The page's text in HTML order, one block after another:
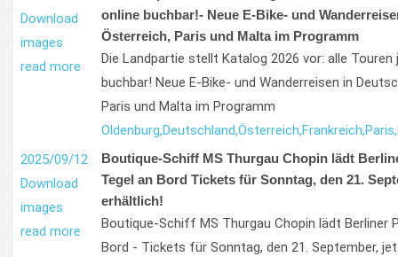
Download
images
read more
online buchbar!- Neue E-Bike- und
Österreich, Paris und Malta im Programm
Die Landpartie stellt Katalog 2026 vor: alle
buchbar! Neue E-Bike- und Wanderreisen in
Paris und Malta im Programm
Oldenburg,Deutschland,Österreich,Frankreich,Paris,
2025/09/12
Download
images
read more
Boutique-Schiff MS Thurgau Chopin lädt
Tegel an Bord Tickets für Sonntag, den 21.
erhältlich!
Boutique-Schiff MS Thurgau Chopin lädt Berliner
Bord - Tickets für Sonntag, den 21. September,